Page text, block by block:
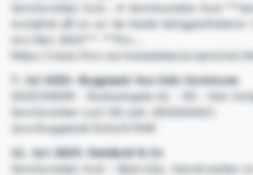
Vannkunsten Syd.. # Vannkunsten Syd
mulighet på en av de beste
nov/​des 2025** **Pro...
https://www.finn.no/realestate/project/
7. Jul 2025: Byggesak hos Oslo kommune
2025/09099 - Rostockgata 61 - 85 - fem
Vannkunsten syd (DL-sak 202020463)
/pro/byggesak/Oslo/67000
12. Jun 2025: Røisland & Co
Vannkunsten Syd – Bjørvika. Vannkunsten